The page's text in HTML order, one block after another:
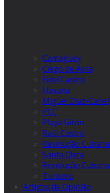
Camagüey
Ciego de Ávila
Fidel Castro
Havana
Miguel Díaz-Canel
PCC
Playa Girón
Raúl Castro
Revolução Cubana
Santa Clara
Revolução Cubana
Turismo
Artigos de Opinião